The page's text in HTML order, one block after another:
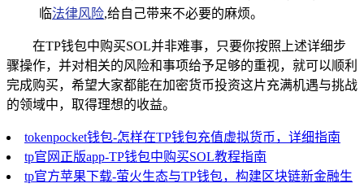
临法律风险,给自己带来不必要的麻烦。
在TP钱包中购买SOL并非难事，只要你按照上述详细步
骤操作，并对相关的风险和事项给予足够的重视，就可以顺利
完成购买，希望大家都能在加密货币投资这片充满机遇与挑战
的领域中，取得理想的收益。
tokenpocket钱包-怎样在TP钱包充值虚拟货币，详细指南
tp官网正版app-TP钱包中购买SOL教程指南
tp官方苹果下载-萤火生态与TP钱包，构建区块链新金融生